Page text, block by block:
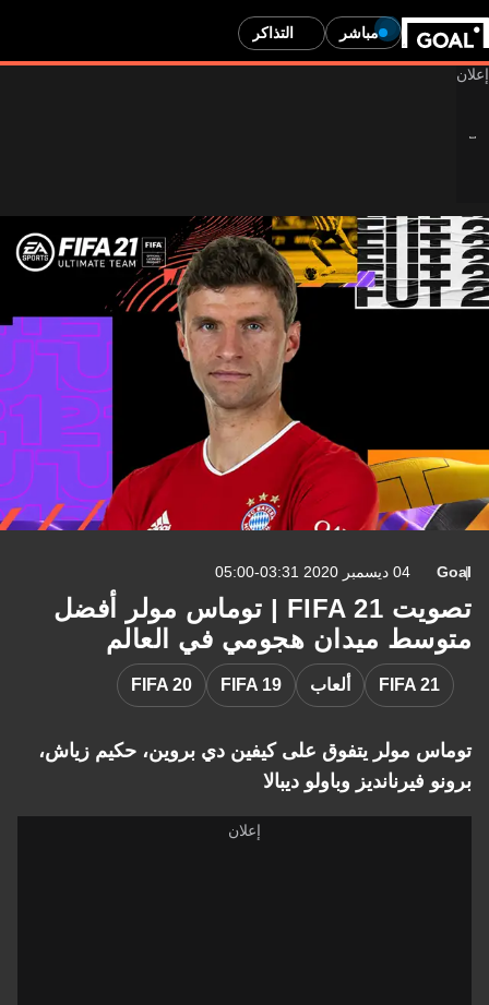
مباشر التذاكر
Goal 04 ديسمبر 2020 03:31-05:00
تصويت FIFA 21 | توماس مولر أفضل
متوسط ميدان هجومي في العالم
FIFA 21 ألعاب FIFA 19
FIFA 20
توماس مولر يتفوق على كيفين دي بروين، حكيم زياش،
برونو فيرنانديز وباولو ديبالا